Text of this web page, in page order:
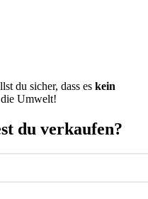
du sicher, dass es kein
Umwelt!
du verkaufen?